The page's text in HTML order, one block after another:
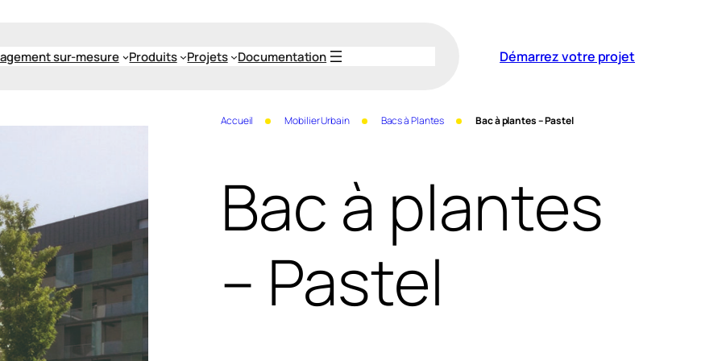
sur-mesure Produits Projets Documentation Démarrez votre projet
Accueil Mobilier Urbain Bacs à Plantes Bac à plantes – Pastel
Bac à plantes
– Pastel